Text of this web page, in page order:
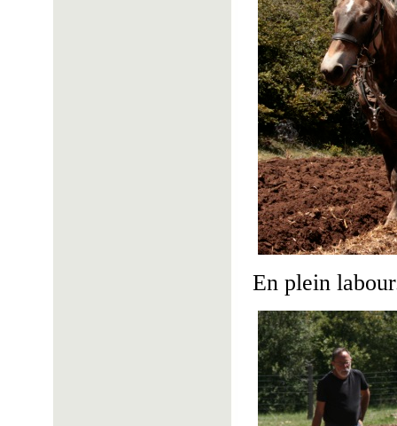
En plein